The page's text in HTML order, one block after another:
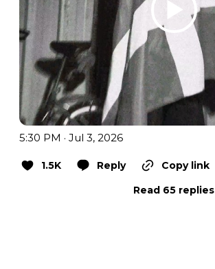
5:30 PM · Jul 3, 2026
1.5K Reply
Copy link
Read 65 replies